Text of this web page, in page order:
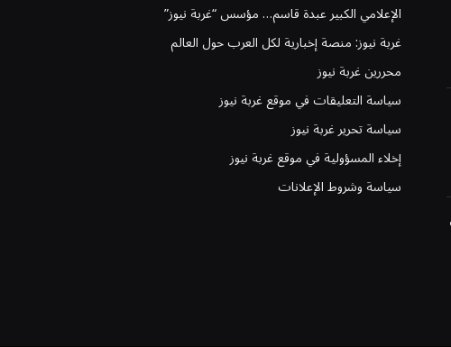
الإعلامي الكبير عبدة قاسم… مؤسس “غربة نيوز”
غربة نيوز: منصة إخبارية لكل العرب حول العالم
محررين غربة نيوز
سياسة التعليقات في موقع غربة نيوز
سياسة تحرير غربة نيوز
إخلاء المسؤولية في موقع غربة نيوز
سياسة وشروط الإعلانات